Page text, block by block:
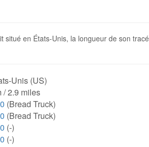
situé en États-Unis, la longueur de son tracé
Unis (US)
/ 2.9 miles
(Bread Truck)
(Bread Truck)
(-)
(-)